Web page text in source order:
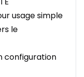
usage simple
le
configuration